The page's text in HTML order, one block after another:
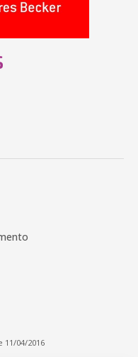
11/04/2016